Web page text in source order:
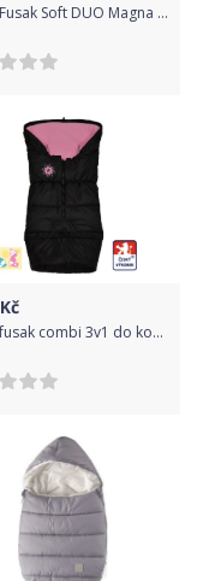
ESITO Fusak Soft DUO Magna RFX, Barva černá / zelená, Velikost 110 x 49 cm
Kč
Zimní fusak combi 3v1 do kočárku, Dětský svět, winter sport růžový